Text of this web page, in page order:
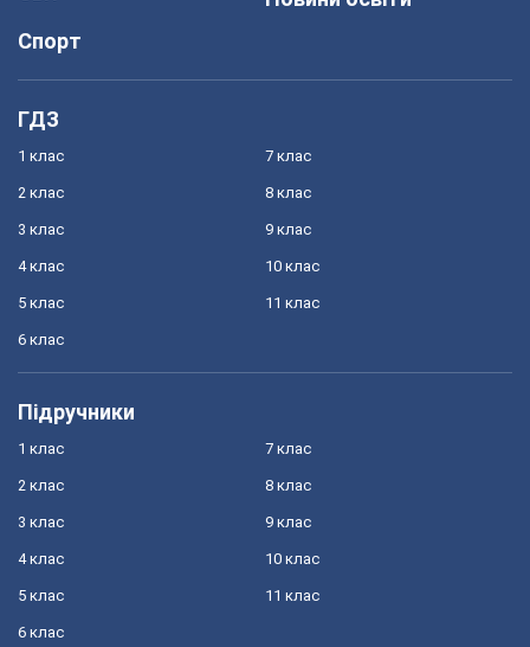
Спорт
ГДЗ
1 клас
2 клас
3 клас
4 клас
5 клас
6 клас
7 клас
8 клас
9 клас
10 клас
11 клас
Підручники
1 клас
2 клас
3 клас
4 клас
5 клас
6 клас
7 клас
8 клас
9 клас
10 клас
11 клас